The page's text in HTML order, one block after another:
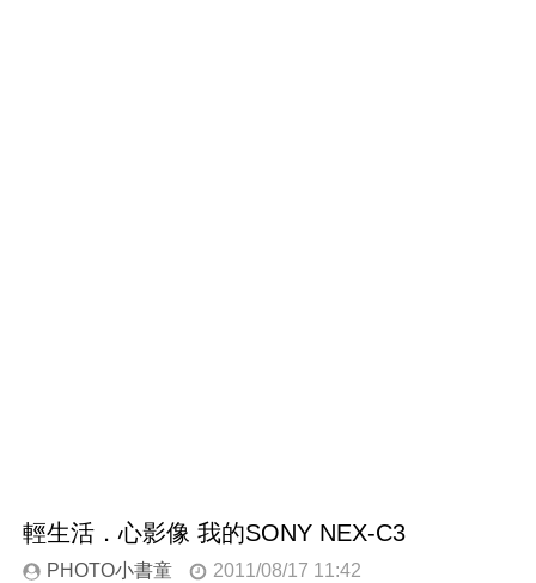
輕生活．心影像 我的SONY NEX-C3
PHOTO小書童 2011/08/17 11:42